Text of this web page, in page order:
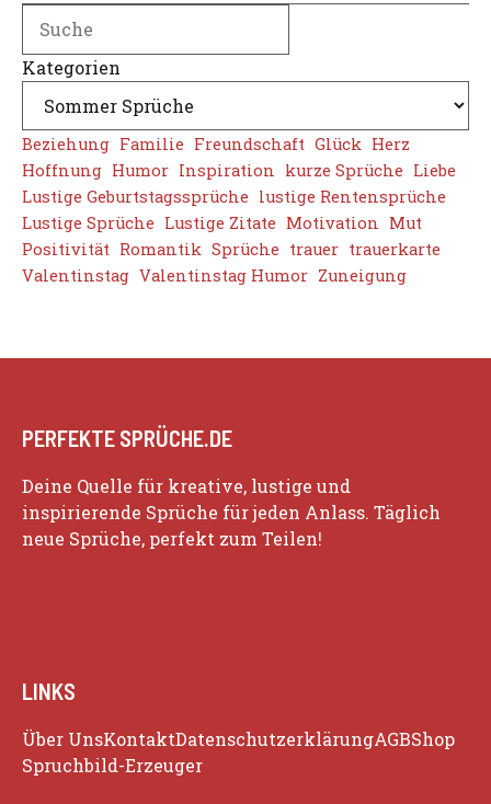
Kategorien
Beziehung Familie Freundschaft Glück Herz
Hoffnung Humor Inspiration kurze Sprüche Liebe
Lustige Geburtstagssprüche lustige Rentensprüche
Lustige Sprüche Lustige Zitate Motivation Mut
Positivität Romantik Sprüche trauer trauerkarte
Valentinstag Valentinstag Humor Zuneigung
PERFEKTE SPRÜCHE.DE
Deine Quelle für kreative, lustige und
inspirierende Sprüche für jeden Anlass. Täglich
neue Sprüche, perfekt zum Teilen!
LINKS
Über UnsKontaktDatenschutzerklärungAGBShop
Spruchbild-Erzeuger